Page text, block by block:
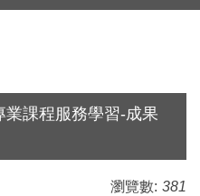
課程服務學習-成果
瀏覽數: 381